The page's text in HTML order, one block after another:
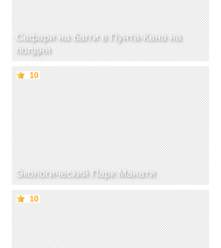
Сафари на багги в Пунта-Кана на
полдня
Экологический Парк Манати
10
10